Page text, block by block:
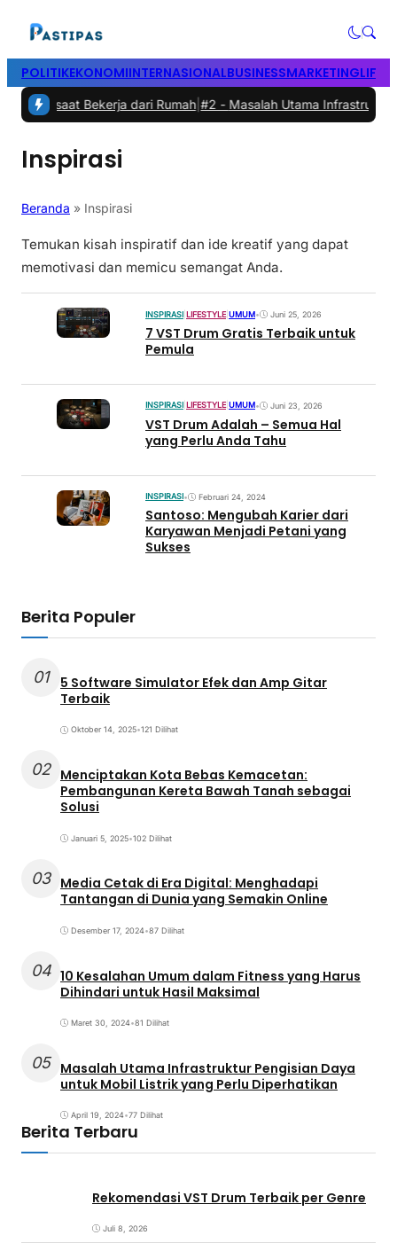
POLITIKEKONOMIINTERNASIONALBUSINESSMARKETING
saat Bekerja dari Rumah|#2 -Masalah Utama Infrastruktur
Inspirasi
Beranda » Inspirasi
Temukan kisah inspiratif dan ide kreatif yang dapat
memotivasi dan memicu semangat Anda.
INSPIRASI LIFESTYLE|UMUM• Juni 25, 2026
7 VST Drum Gratis Terbaik untuk
Pemula
INSPIRASI LIFESTYLE|UMUM• Juni 23, 2026
VST Drum Adalah – Semua Hal
yang Perlu Anda Tahu
INSPIRASI• Februari 24, 2024
Santoso: Mengubah Karier dari
Karyawan Menjadi Petani yang
Sukses
Berita Populer
01
5 Software Simulator Efek dan Amp Gitar
Terbaik
Oktober 14, 2025•121 Dilihat
02 Menciptakan Kota Bebas Kemacetan:
Pembangunan Kereta Bawah Tanah sebagai
Solusi
Januari 5, 2025•102 Dilihat
03 Media Cetak di Era Digital: Menghadapi
Tantangan di Dunia yang Semakin Online
Desember 17, 2024•87 Dilihat
04 10 Kesalahan Umum dalam Fitness yang Harus
Dihindari untuk Hasil Maksimal
Maret 30, 2024•81 Dilihat
05 Masalah Utama Infrastruktur Pengisian Daya
untuk Mobil Listrik yang Perlu Diperhatikan
April 19, 2024•77 Dilihat
Berita Terbaru
Rekomendasi VST Drum Terbaik per Genre
Juli 8, 2026